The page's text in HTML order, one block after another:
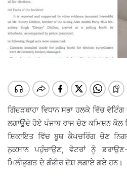
ਗਿੱਦੜਬਾਹਾ ਵਿਧਾਨ ਸਭਾ ਹਲਕੇ ਵਿੱਚ
ਲਗਾਉਂਦੇ ਹੋਏ ਪੰਜਾਬ ਰਾਜ ਚੋਣ ਕਮਿਸ਼ਨ
ਸ਼ਿਕਾਇਤ ਵਿੱਚ ਬੂਥ ਕੈਪਚਰਿੰਗ ਚੋਣ
ਨੁਕਸਾਨ ਪਹੁੰਚਾਉਣ, ਵੋਟਰਾਂ ਨੂੰ
ਮਿਲੀਭੁਗਤ ਦੇ ਗੰਭੀਰ ਦੋਸ਼ ਲਗਾਏ ਗਏ ਹਨ।